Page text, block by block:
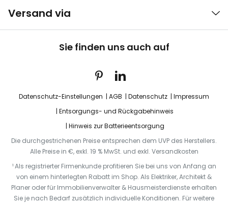
Versand via
Sie finden uns auch auf
Datenschutz-Einstellungen AGB Datenschutz
Impressum
Entsorgungs- und Rückgabehinweis
Hinweis zur Batterieentsorgung
Die durchgestrichenen Preise entsprechen dem UVP des Herstellers.
Alle Preise in €, exkl. 19 % MwSt. und exkl. Versandkosten
¹ Als registrierter Firmenkunde profitieren Sie bei uns von Anfang an
von einem hinterlegten Rabatt im Shop. Als Elektriker, Architekt &
Planer oder für Immobilienverwalter & Hausmeisterdienste erhalten
Sie je nach Bedarf zusätzlich individuelle Konditionen. Für weitere